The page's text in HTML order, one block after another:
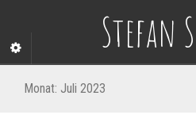
Stefan
Monat: Juli 2023